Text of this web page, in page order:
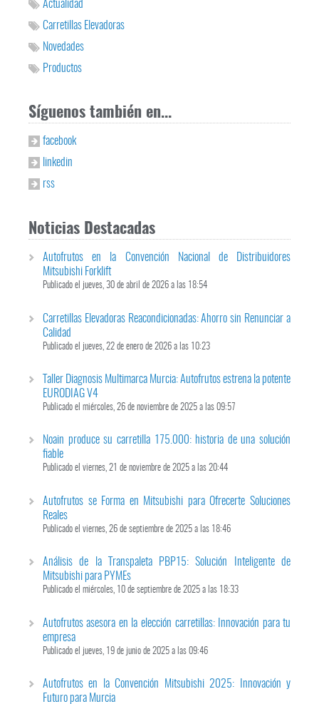
Actualidad
Carretillas Elevadoras
Novedades
Productos
Síguenos también en...
facebook
linkedin
rss
Noticias Destacadas
Autofrutos en la Convención Nacional de Distribuidores
Mitsubishi Forklift
Publicado el jueves, 30 de abril de 2026 a las 18:54
Carretillas Elevadoras Reacondicionadas: Ahorro sin Renunciar a
Calidad
Publicado el jueves, 22 de enero de 2026 a las 10:23
Taller Diagnosis Multimarca Murcia: Autofrutos estrena la potente
EURODIAG V4
Publicado el miércoles, 26 de noviembre de 2025 a las 09:57
Noain produce su carretilla 175.000: historia de una solución
fiable
Publicado el viernes, 21 de noviembre de 2025 a las 20:44
Autofrutos se Forma en Mitsubishi para Ofrecerte Soluciones
Reales
Publicado el viernes, 26 de septiembre de 2025 a las 18:46
Análisis de la Transpaleta PBP15: Solución Inteligente de
Mitsubishi para PYMEs
Publicado el miércoles, 10 de septiembre de 2025 a las 18:33
Autofrutos asesora en la elección carretillas: Innovación para tu
empresa
Publicado el jueves, 19 de junio de 2025 a las 09:46
Autofrutos en la Convención Mitsubishi 2025: Innovación y
Futuro para Murcia